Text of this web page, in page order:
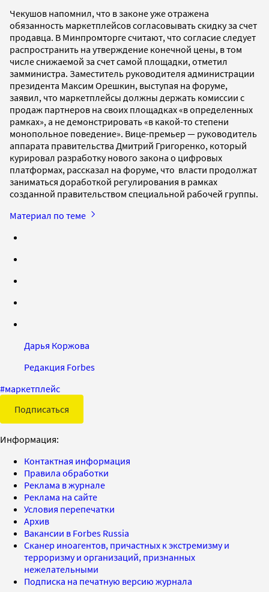
Чекушов напомнил, что в законе уже отражена
обязанность маркетплейсов согласовывать скидку за счет
продавца. В Минпромторге считают, что согласие следует
распространить на утверждение конечной цены, в том
числе снижаемой за счет самой площадки, отметил
замминистра. Заместитель руководителя администрации
президента Максим Орешкин, выступая на форуме,
заявил, что маркетплейсы должны держать комиссии с
продаж партнеров на своих площадках «в определенных
рамках», а не демонстрировать «в какой-то степени
монопольное поведение». Вице-премьер — руководитель
аппарата правительства Дмитрий Григоренко, который
курировал разработку нового закона о цифровых
платформах, рассказал на форуме, что власти продолжат
заниматься доработкой регулирования в рамках
созданной правительством специальной рабочей группы.
Материал по теме
Дарья Коржова
Редакция Forbes
#маркетплейс
Подписаться
Информация:
Контактная информация
Правила обработки
Реклама в журнале
Реклама на сайте
Условия перепечатки
Архив
Вакансии в Forbes Russia
Сканер иноагентов, причастных к экстремизму и
терроризму и организаций, признанных
нежелательными
Подписка на печатную версию журнала